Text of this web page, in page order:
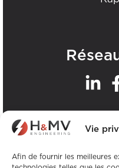
Vie
Afin de fournir les meilleures
Nos
Voir tous les